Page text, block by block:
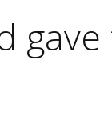
gave